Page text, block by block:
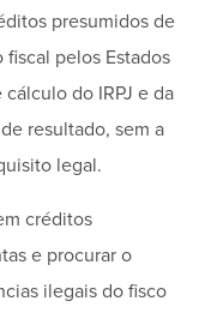
presumidos de
pelos Estados
do IRPJ e da
resultado, sem a
legal.
créditos
e procurar o
ilegais do fisco